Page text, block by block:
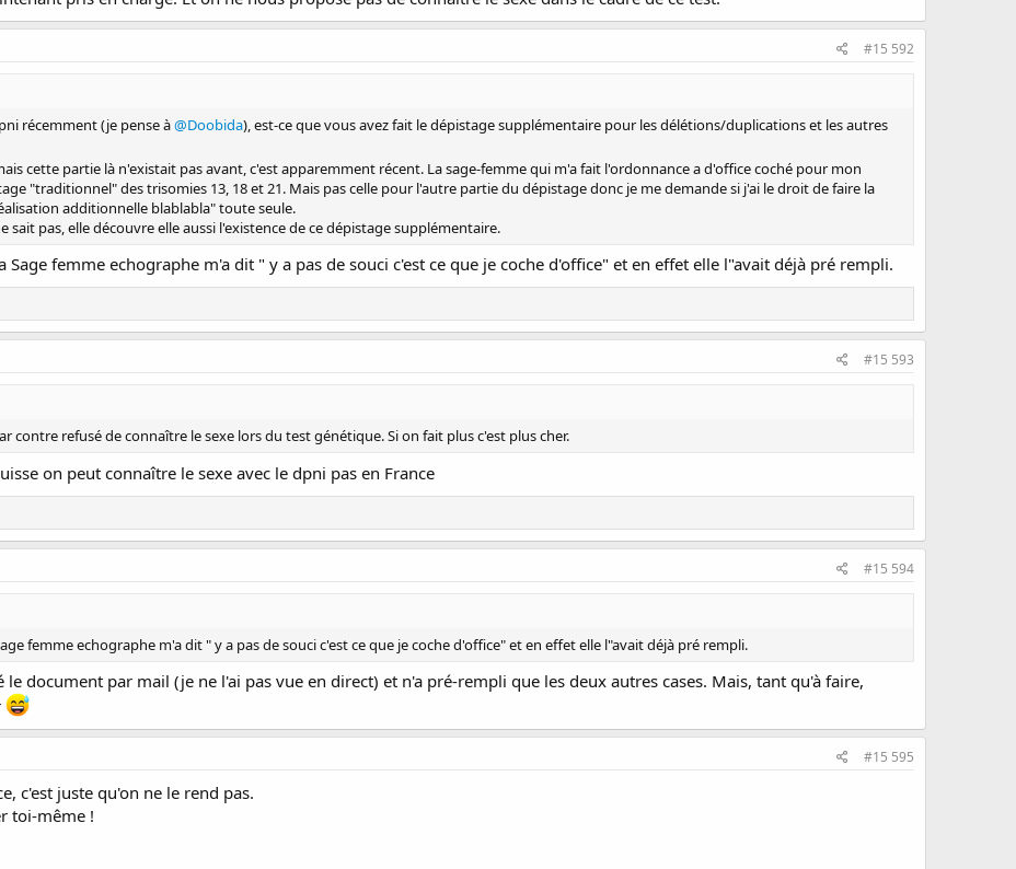
#15 592
récemment (je pense à@Doobida), est-ce que vous avez fait le dépistage supplémentaire pour les délétions/duplications et les autres
cette partie là n'existait pas avant, c'est apparemment récent. La sage-femme qui m'a fait l'ordonnance a d'office coché pour mon
"traditionnel" des trisomies 13, 18 et 21. Mais pas celle pour l'autre partie du dépistage donc je me demande si j'ai le droit de faire la
additionnelle blablabla" toute seule.
sait pas, elle découvre elle aussi l'existence de ce dépistage supplémentaire.
femme echographe m'a dit " y a pas de souci c'est ce que je coche d'office" et en effet elle l"avait déjà pré rempli.
#15 593
contre refusé de connaître le sexe lors du test génétique. Si on fait plus c'est plus cher.
on peut connaître le sexe avec le dpni pas en France
#15 594
femme echographe m'a dit " y a pas de souci c'est ce que je coche d'office" et en effet elle l"avait déjà pré rempli.
document par mail (je ne l'ai pas vue en direct) et n'a pré-rempli que les deux autres cases. Mais, tant qu'à faire,
#15 595
c'est juste qu'on ne le rend pas.
toi-même !